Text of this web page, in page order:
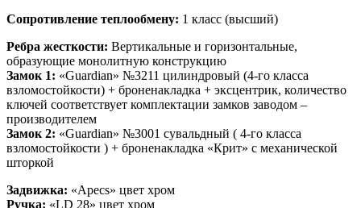
Сопротивление теплообмену: 1 класс (высший)
Ребра жесткости: Вертикальные и горизонтальные,
образующие монолитную конструкцию
Замок 1: «Guardian» №3211 цилиндровый (4-го класса
взломостойкости) + броненакладка + эксцентрик, количество
ключей соответствует комплектации замков заводом –
производителем
Замок 2: «Guardian» №3001 сувальдный ( 4-го класса
взломостойкости ) + броненакладка «Крит» с механической
шторкой
Задвижка: «Apecs» цвет хром
Ручка: «LD 28» цвет хром